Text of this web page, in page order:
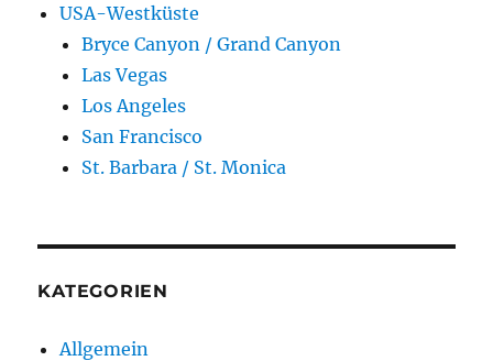
USA-Westküste
Bryce Canyon / Grand Canyon
Las Vegas
Los Angeles
San Francisco
St. Barbara / St. Monica
KATEGORIEN
Allgemein